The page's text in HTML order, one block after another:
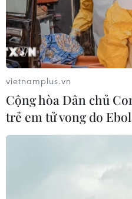
#Trứng cóc
vietnamplus.vn
Cộng hòa Dân chủ
trẻ em tử vong do